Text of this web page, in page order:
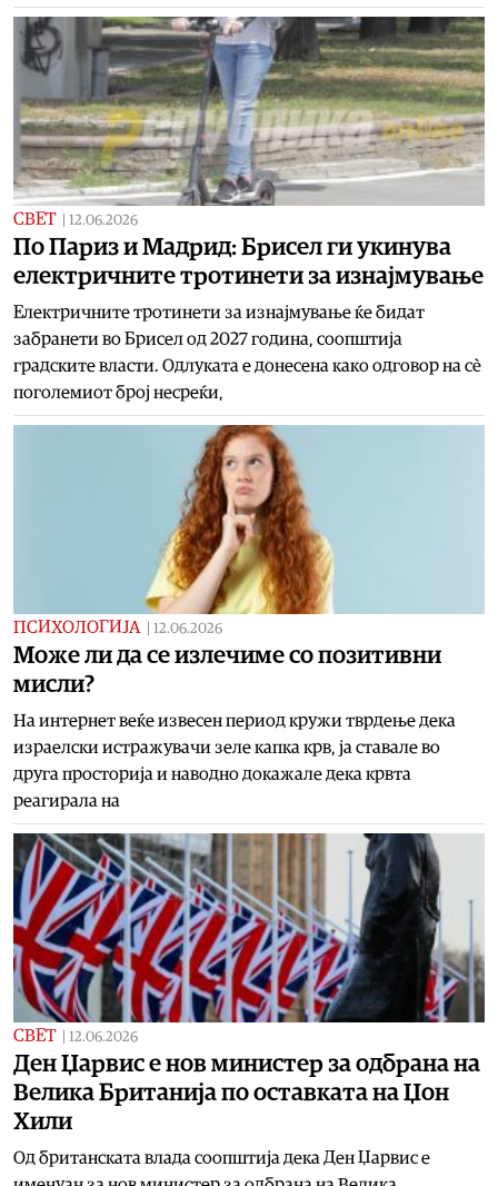
СВЕТ 12.06.2026
По Париз и Мадрид: Брисел ги укинува
електричните тротинети за изнајмување
Електричните тротинети за изнајмување ќе бидат
забранети во Брисел од 2027 година, соопштија
градските власти. Одлуката е донесена како одговор на сè
поголемиот број несреќи,
ПСИХОЛОГИЈА 12.06.2026
Може ли да се излечиме со позитивни
мисли?
На интернет веќе извесен период кружи тврдење дека
израелски истражувачи зеле капка крв, ја ставале во
друга просторија и наводно докажале дека крвта
реагирала на
СВЕТ 12.06.2026
Ден Џарвис е нов министер за одбрана на
Велика Британија по оставката на Џон
Хили
Од британската влада соопштија дека Ден Џарвис е